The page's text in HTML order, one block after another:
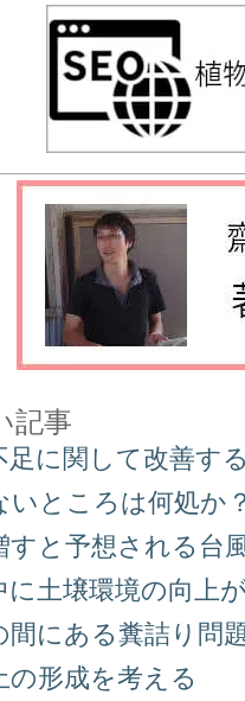
記事
足に関して改善す
いところは何処か？
すと予想される台
に土壌環境の向上
間にある糞詰り問
の形成を考える